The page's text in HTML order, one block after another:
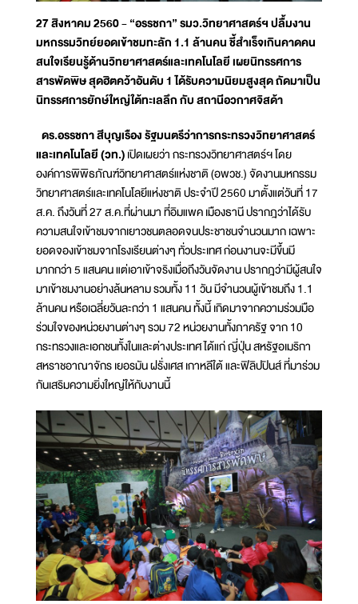
27 สิงหาคม 2560 - “อรรชกา” รมว.วิทยาศาสตร์ฯ ปลื้มงาน
มหกรรมวิทย์ยอดเข้าชมทะลัก 1.1 ล้านคน ชี้สำเร็จเกินคาดคน
สนใจเรียนรู้ด้านวิทยาศาสตร์และเทคโนโลยี เผยนิทรรศการ
สารพัดพิษ สุดฮิตคว้าอันดับ 1 ได้รับความนิยมสูงสุด ถัดมาเป็น
นิทรรศการยักษ์ใหญ่ใต้ทะเลลึก กับ สถานีอวกาศจิสด้า
ดร.อรรชกา สีบุญเรือง รัฐมนตรีว่าการกระทรวงวิทยาศาสตร์
และเทคโนโลยี (วท.)เปิดเผยว่า กระทรวงวิทยาศาสตร์ฯ โดย
องค์การพิพิธภัณฑ์วิทยาศาสตร์แห่งชาติ (อพวช.) จัดงานมหกรรม
วิทยาศาสตร์และเทคโนโลยีแห่งชาติ ประจำปี 2560 มาตั้งแต่วันที่ 17
ส.ค. ถึงวันที่ 27 ส.ค.ที่ผ่านมา ที่อิมแพค เมืองธานี ปรากฎว่าได้รับ
ความสนใจเข้าชมจากเยาวชนตลอดจนประชาชนจำนวนมาก เฉพาะ
ยอดจองเข้าชมจากโรงเรียนต่างๆ ทั่วประเทศ ก่อนงานจะมีขึ้นมี
มากกว่า 5 แสนคน แต่เอาเข้าจริงเมื่อถึงวันจัดงาน ปรากฎว่ามีผู้สนใจ
มาเข้าชมงานอย่างล้นหลาม รวมทั้ง 11 วัน มีจำนวนผู้เข้าชมถึง 1.1
ล้านคน หรือเฉลี่ยวันละกว่า 1 แสนคน ทั้งนี้ เกิดมาจากความร่วมมือ
ร่วมใจของหน่วยงานต่างๆ รวม 72 หน่วยงานทั้งภาครัฐ จาก 10
กระทรวงและเอกชนทั้งในและต่างประเทศ ได้แก่ ญี่ปุ่น สหรัฐอเมริกา
สหราชอาณาจักร เยอรมัน ฝรั่งเศส เกาหลีใต้ และฟิลิปปินส์ ที่มาร่วม
กันเสริมความยิ่งใหญ่ให้กับงานนี้